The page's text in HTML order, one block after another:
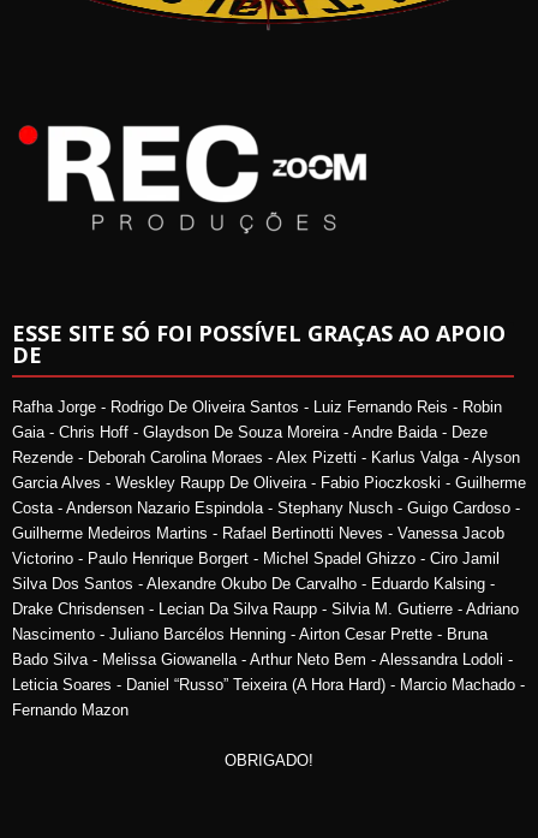
ESSE SITE SÓ FOI POSSÍVEL GRAÇAS AO APOIO
DE
Rafha Jorge - Rodrigo De Oliveira Santos - Luiz Fernando Reis - Robin
Gaia - Chris Hoff - Glaydson De Souza Moreira - Andre Baida - Deze
Rezende - Deborah Carolina Moraes - Alex Pizetti - Karlus Valga - Alyson
Garcia Alves - Weskley Raupp De Oliveira - Fabio Pioczkoski - Guilherme
Costa - Anderson Nazario Espindola - Stephany Nusch - Guigo Cardoso -
Guilherme Medeiros Martins - Rafael Bertinotti Neves - Vanessa Jacob
Victorino - Paulo Henrique Borgert - Michel Spadel Ghizzo - Ciro Jamil
Silva Dos Santos - Alexandre Okubo De Carvalho - Eduardo Kalsing -
Drake Chrisdensen - Lecian Da Silva Raupp - Silvia M. Gutierre - Adriano
Nascimento - Juliano Barcélos Henning - Airton Cesar Prette - Bruna
Bado Silva - Melissa Giowanella - Arthur Neto Bem - Alessandra Lodoli -
Leticia Soares - Daniel “Russo” Teixeira (A Hora Hard) - Marcio Machado -
Fernando Mazon
OBRIGADO!